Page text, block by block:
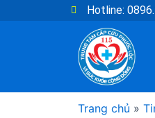
Hotline:
Trang chủ »